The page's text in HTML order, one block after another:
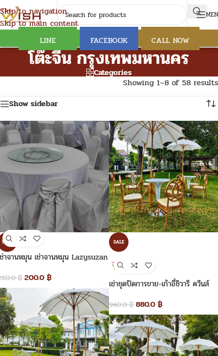
Skip to navigation
Skip to main content
LINE FACEBOOK CALL NOW
โต๊ะจีน กรุงเทพมหานคร
Categories
Showing 1–8 of 58 results
Show sidebar
SALE
าจานหมุน เช่าจานหมุน Lazysuzan
฿ 200.0 ฿
SALE
เช่าชุดปิดการขาย-เก้าอี้ชิวารี ควีนส์
940.0฿ 880.0 ฿